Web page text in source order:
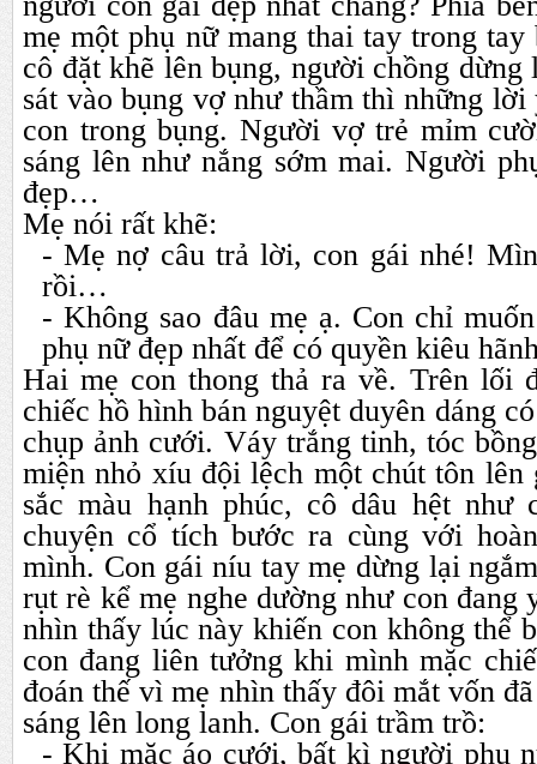
mẹ một phụ nữ mang thai tay trong tay
cô đặt khẽ lên bụng, người chồng dừng
sát vào bụng vợ như thầm thì những
con trong bụng. Người vợ trẻ mỉm
sáng lên như nắng sớm mai. Người
đẹp…
Mẹ nói rất khẽ:
- Mẹ nợ câu trả lời, con gái nhé!
rồi…
- Không sao đâu mẹ ạ. Con chỉ
phụ nữ đẹp nhất để có quyền kiêu
Hai mẹ con thong thả ra về. Trên lối
chiếc hồ hình bán nguyệt duyên dáng
chụp ảnh cưới. Váy trắng tinh, tóc
miện nhỏ xíu đội lệch một chút tôn lên
sắc màu hạnh phúc, cô dâu hệt như
chuyện cổ tích bước ra cùng với
mình. Con gái níu tay mẹ dừng lại
rụt rè kể mẹ nghe dường như con đang
nhìn thấy lúc này khiến con không thể
con đang liên tưởng khi mình mặc
đoán thế vì mẹ nhìn thấy đôi mắt vốn
sáng lên long lanh. Con gái trầm trồ:
- Khi mặc áo cưới, bất kì người phụ